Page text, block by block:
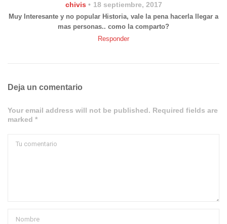
chivis 18 septiembre, 2017
Muy Interesante y no popular Historia, vale la pena hacerla llegar a
mas personas.. como la comparto?
Responder
Deja un comentario
Your email address will not be published. Required fields are
marked *